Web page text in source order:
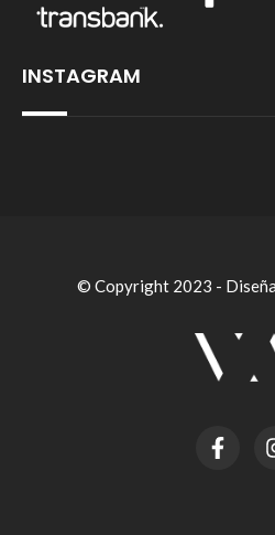
INSTAGRAM
© Copyright 2023 -